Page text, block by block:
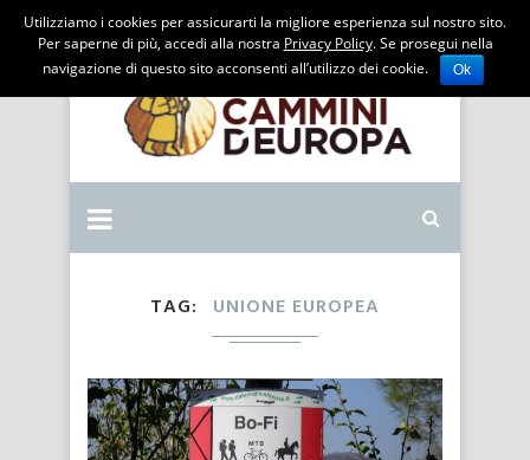
TAG UNIONE EUROPEA
Utilizziamo i cookies per assicurarti la migliore esperienza sul nostro sito.
Per saperne di più, accedi alla nostra Privacy Policy. Se prosegui nella
navigazione di questo sito acconsenti all’utilizzo dei cookie.
Ok